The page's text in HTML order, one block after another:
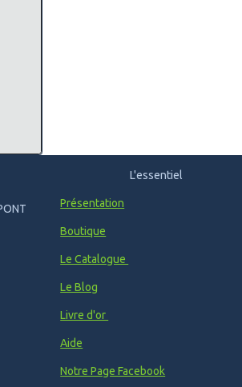
L'essentiel
Présentation
Boutique
Le Catalogue
Le Blog
Livre d'or
Aide
Notre Page Facebook